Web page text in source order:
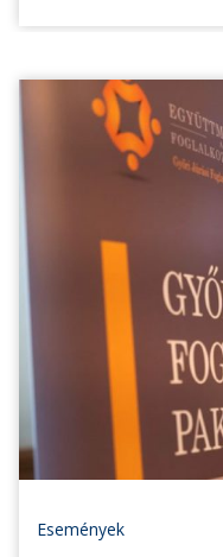
Események